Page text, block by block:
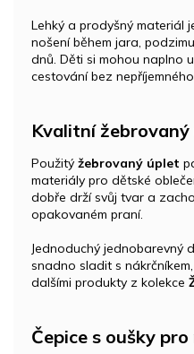
Lehký a prodyšný materiál
nošení během jara,
dnů. Děti si mohou naplno
cestování bez
Kvalitní
Použitý žebrovaný úplet
materiály pro dětské
dobře drží svůj tvar a
opakovaném praní.
Jednoduchý jednobarevný
snadno sladit s
dalšími produkty z kolekce
Čepice s oušky